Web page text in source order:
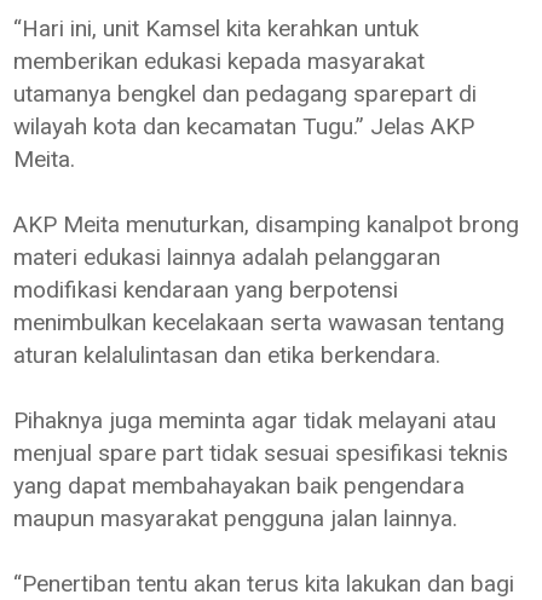
“Hari ini, unit Kamsel kita kerahkan untuk
memberikan edukasi kepada masyarakat
utamanya bengkel dan pedagang sparepart di
wilayah kota dan kecamatan Tugu.” Jelas AKP
Meita.
AKP Meita menuturkan, disamping kanalpot brong
materi edukasi lainnya adalah pelanggaran
modifikasi kendaraan yang berpotensi
menimbulkan kecelakaan serta wawasan tentang
aturan kelalulintasan dan etika berkendara.
Pihaknya juga meminta agar tidak melayani atau
menjual spare part tidak sesuai spesifikasi teknis
yang dapat membahayakan baik pengendara
maupun masyarakat pengguna jalan lainnya.
“Penertiban tentu akan terus kita lakukan dan bagi